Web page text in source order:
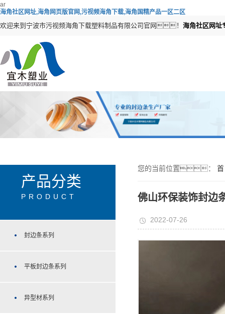
ar
海角社区网址,海角网页版官网,污视频海角下载,海角国精产品一区二区
欢迎来到宁波市污视频海角下载塑料制品有限公司官网！ 海角社区网
产品分类
PRODUCT
封边条系列
平板封边条系列
异型材系列
您的当前位置：
佛山环保装饰封边
2022-07-26